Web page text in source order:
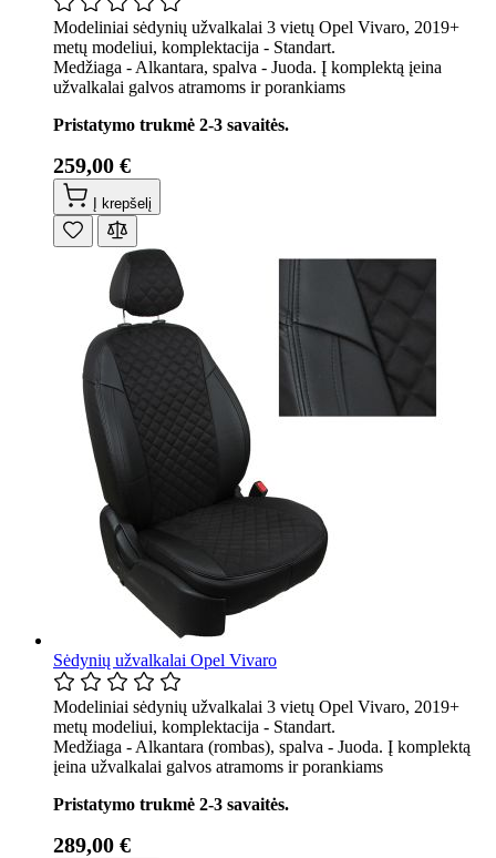
Modeliniai sėdynių užvalkalai 3 vietų Opel Vivaro, 2019+
metų modeliui, komplektacija - Standart.
Medžiaga - Alkantara, spalva - Juoda. Į komplektą įeina
užvalkalai galvos atramoms ir porankiams
Pristatymo trukmė 2-3 savaitės.
259,00 €
Į krepšelį
Sėdynių užvalkalai Opel Vivaro
Modeliniai sėdynių užvalkalai 3 vietų Opel Vivaro, 2019+
metų modeliui, komplektacija - Standart.
Medžiaga - Alkantara (rombas), spalva - Juoda. Į komplektą
įeina užvalkalai galvos atramoms ir porankiams
Pristatymo trukmė 2-3 savaitės.
289,00 €